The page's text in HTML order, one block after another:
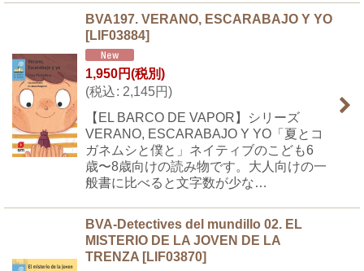
BVA197. VERANO, ESCARABAJO Y YO
[LIF03884]
1,950円(税別)
(税込: 2,145円)
【EL BARCO DE VAPOR】シリーズ
VERANO, ESCARABAJO Y YO「夏とコ
ガネムシと僕と」ネイティブのこども6
歳〜8歳向けの読み物です。大人向けの一
般書に比べると文字数が少な…
BVA-Detectives del mundillo 02. EL
MISTERIO DE LA JOVEN DE LA
TRENZA [LIF03870]